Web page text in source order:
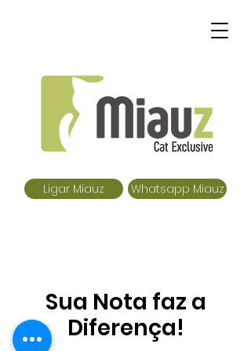
Whatsapp Miauz
Ligar Miauz
Sua Nota faz a
Diferença!